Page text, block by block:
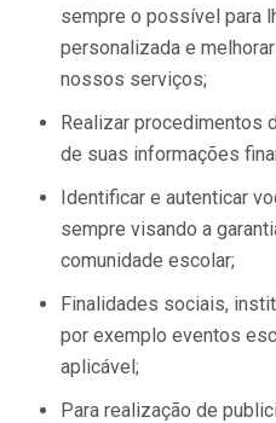
sempre o possível para
personalizada e
nossos serviços;
Realizar procedimentos
de suas informações
Identificar e autenticar
sempre visando a
comunidade escolar;
Finalidades sociais,
por exemplo eventos
aplicável;
Para realização de